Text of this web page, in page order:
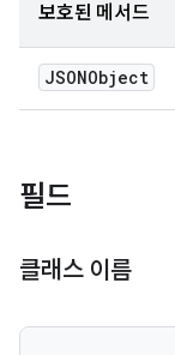
보호된 메서드
JSONObject
필드
클래스 이름